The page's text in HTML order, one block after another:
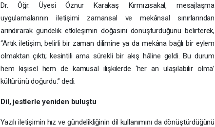
Dr. Öğr. Üyesi Öznur Karakaş Kırmızısakal, mesajlaşma
uygulamalarının iletişimi zamansal ve mekânsal sınırlarından
arındırarak gündelik etkileşimin doğasını dönüştürdüğünü belirterek,
“Artık iletişim, belirli bir zaman dilimine ya da mekâna bağlı bir eylem
olmaktan çıktı; kesintili ama sürekli bir akış hâline geldi. Bu durum
hem kişisel hem de kamusal ilişkilerde ‘her an ulaşılabilir olma’
kültürünü doğurdu.” dedi.
Dil, jestlerle yeniden buluştu
Yazılı iletişimin hız ve gündelikliğinin dil kullanımını da dönüştürdüğünü